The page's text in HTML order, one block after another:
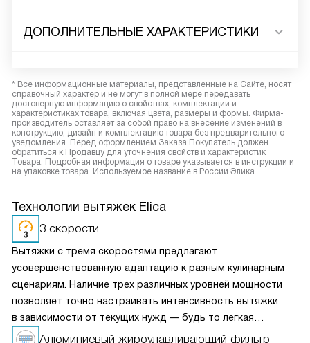
ДОПОЛНИТЕЛЬНЫЕ ХАРАКТЕРИСТИКИ
* Все информационные материалы, представленные на Сайте, носят
справочный характер и не могут в полной мере передавать
достоверную информацию о свойствах, комплектации и
характеристиках товара, включая цвета, размеры и формы. Фирма-
производитель оставляет за собой право на внесение изменений в
конструкцию, дизайн и комплектацию товара без предварительного
уведомления. Перед оформлением Заказа Покупатель должен
обратиться к Продавцу для уточнения свойств и характеристик
Товара. Подробная информация о товаре указывается в инструкции и
на упаковке товара. Используемое название в России Элика
Технологии вытяжек Elica
3 скорости
Вытяжки с тремя скоростями предлагают
усовершенствованную адаптацию к разным кулинарным
сценариям. Наличие трех различных уровней мощности
позволяет точно настраивать интенсивность вытяжки
в зависимости от текущих нужд — будь то легкая
вентиляция при медленном приготовлении или мощное
Алюминиевый жироулавливающий фильтр